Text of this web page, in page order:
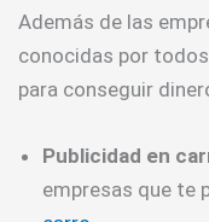
Además de las
conocidas por
para conseguir
Publicidad en
empresas que te